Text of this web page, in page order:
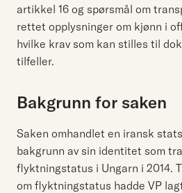
artikkel 16 og spørsmål om
rettet opplysninger om kjønn i
hvilke krav som kan stilles til
tilfeller.
Bakgrunn for saken
Saken omhandlet en iransk
bakgrunn av sin identitet som
flyktningstatus i Ungarn i 2014.
om flyktningstatus hadde VP